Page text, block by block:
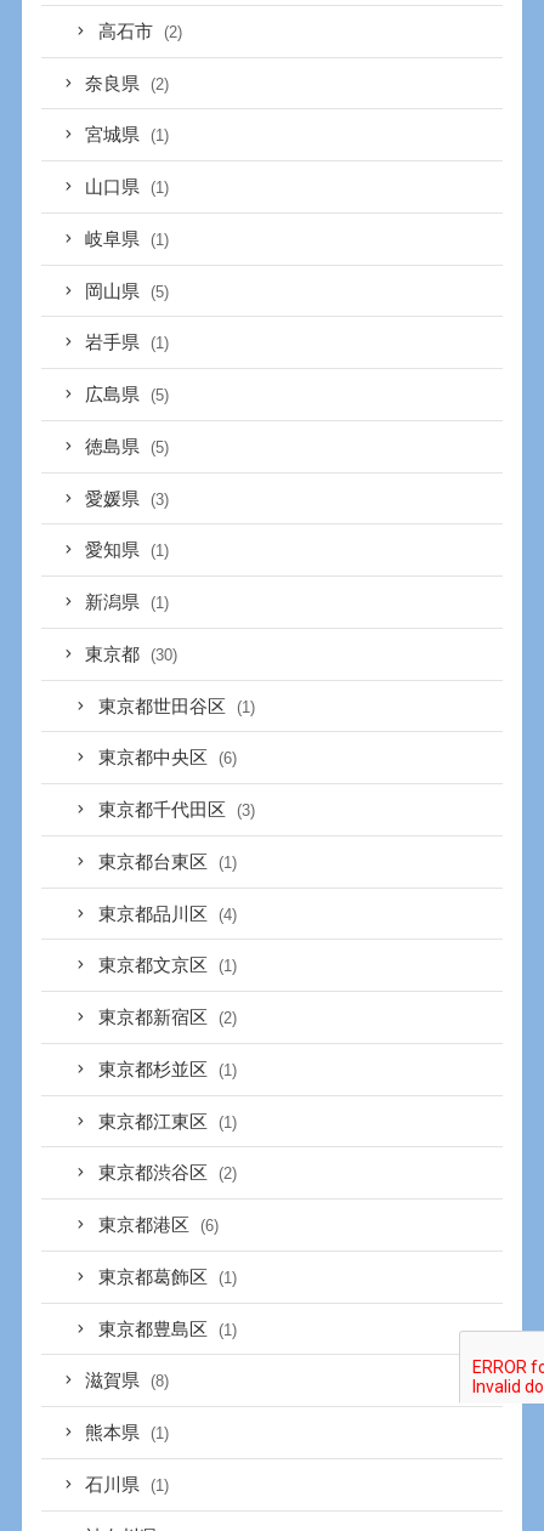
高石市 (2)
奈良県 (2)
宮城県 (1)
山口県 (1)
岐阜県 (1)
岡山県 (5)
岩手県 (1)
広島県 (5)
徳島県 (5)
愛媛県 (3)
愛知県 (1)
新潟県 (1)
東京都 (30)
東京都世田谷区 (1)
東京都中央区 (6)
東京都千代田区 (3)
東京都台東区 (1)
東京都品川区 (4)
東京都文京区 (1)
東京都新宿区 (2)
東京都杉並区 (1)
東京都江東区 (1)
東京都渋谷区 (2)
東京都港区 (6)
東京都葛飾区 (1)
東京都豊島区 (1)
滋賀県 (8)
熊本県 (1)
石川県 (1)